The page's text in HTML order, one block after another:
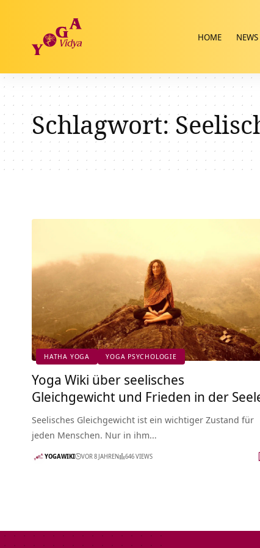
HOME NEWS
Schlagwort:
HATHA YOGA YOGA PSYCHOLOGIE
Yoga Wiki über seelisches
Gleichgewicht und Frieden in der
Seelisches Gleichgewicht ist ein wichtiger Zustand für
jeden Menschen. Nur in ihm…
YOGAWIKI VOR 8 JAHREN 646 VIEWS